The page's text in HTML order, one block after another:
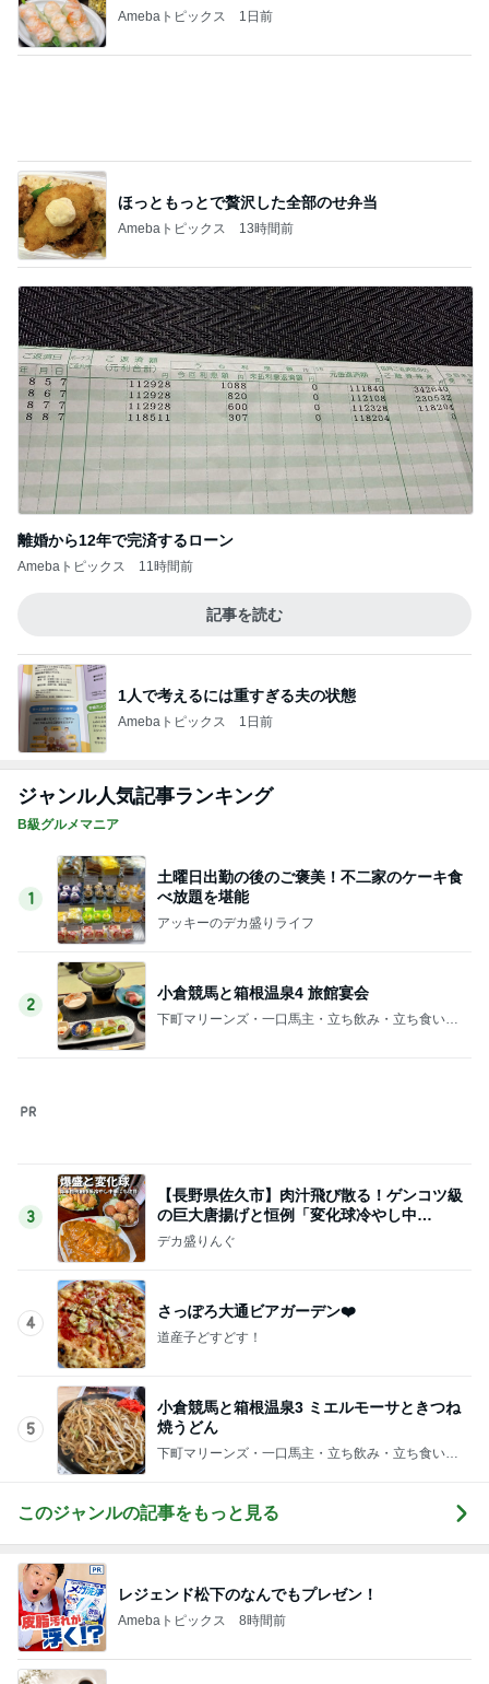
Amebaトピックス 1日前
ほっともっとで贅沢した全部のせ弁当
Amebaトピックス 13時間前
離婚から12年で完済するローン
Amebaトピックス 11時間前
記事を読む
1人で考えるには重すぎる夫の状態
Amebaトピックス 1日前
ジャンル人気記事ランキング
B級グルメマニア
1
土曜日出勤の後のご褒美！不二家のケーキ食
べ放題を堪能
アッキーのデカ盛りライフ
2
小倉競馬と箱根温泉4 旅館宴会
下町マリーンズ・一口馬主・立ち飲み・立ち食いそ
3
【長野県佐久市】肉汁飛び散る！ゲンコツ級
の巨大唐揚げと恒例「変化球冷やし中
華」！！〜李紅蘭さん〜
デカ盛りんぐ
4
さっぽろ大通ビアガーデン❤️
道産子どすどす！
5
小倉競馬と箱根温泉3 ミエルモーサときつね
焼うどん
下町マリーンズ・一口馬主・立ち飲み・立ち食いそ
このジャンルの記事をもっと見る
レジェンド松下のなんでもプレゼン！
Amebaトピックス 8時間前